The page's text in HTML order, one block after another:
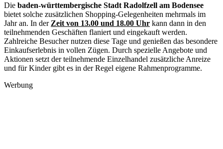
Die baden-württembergische Stadt Radolfzell am Bodensee
bietet solche zusätzlichen Shopping-Gelegenheiten mehrmals im
Jahr an. In der Zeit von 13.00 und 18.00 Uhr kann dann in den
teilnehmenden Geschäften flaniert und eingekauft werden.
Zahlreiche Besucher nutzen diese Tage und genießen das besondere
Einkaufserlebnis in vollen Zügen. Durch spezielle Angebote und
Aktionen setzt der teilnehmende Einzelhandel zusätzliche Anreize
und für Kinder gibt es in der Regel eigene Rahmenprogramme.
Werbung